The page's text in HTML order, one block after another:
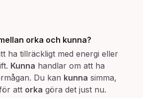
orka och kunna?
ha tillräckligt med energi eller
Kunna handlar om att ha
Du kan kunna simma,
att orka göra det just nu.